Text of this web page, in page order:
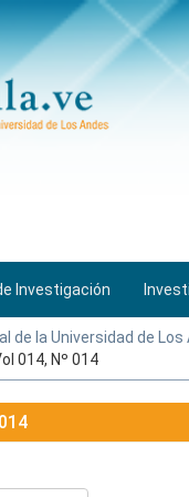
Investigación
de la Universidad de
014, Nº 014